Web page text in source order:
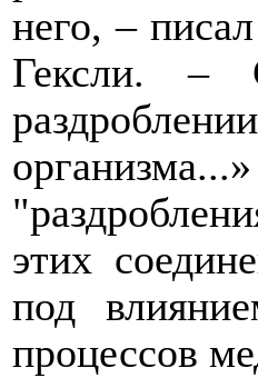
него, –
Гексли. –
этих
под
процессов